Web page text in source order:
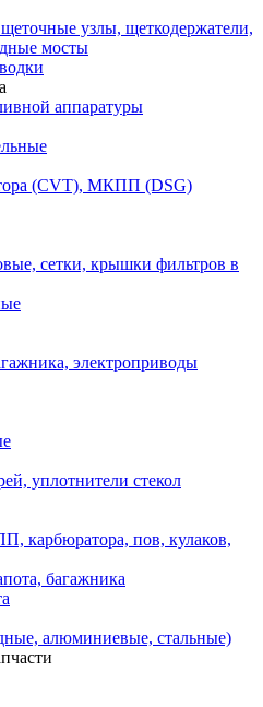
узлы, щеткодержатели,
мосты
аппаратуры
(CVT), МКПП (DSG)
сетки, крышки фильтров в
электроприводы
уплотнители стекол
карбюратора, пов, кулаков,
багажника
алюминиевые, стальные)